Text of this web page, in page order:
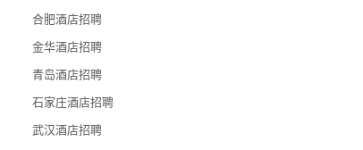
合肥酒店招聘
金华酒店招聘
青岛酒店招聘
石家庄酒店招聘
武汉酒店招聘